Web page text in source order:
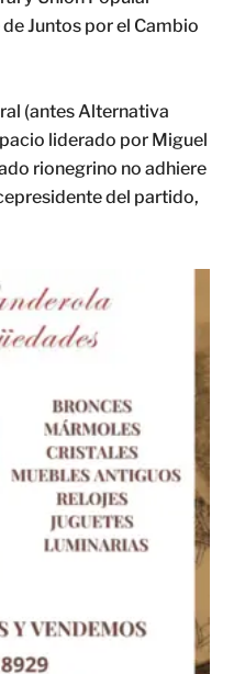
Juntos por el Cambio
(antes Alternativa
liderado por Miguel
rionegrino no adhiere
del partido,